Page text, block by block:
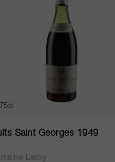
75cl
Saint Georges 1949
Leroy